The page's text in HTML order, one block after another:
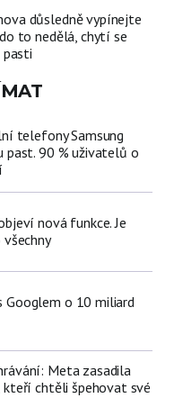
důsledně vypínejte
to nedělá, chytí se
pasti
telefony Samsung
past. 90 % uživatelů o
nová funkce. Je
Googlem o 10 miliard
Meta zasadila
kteří chtěli špehovat své